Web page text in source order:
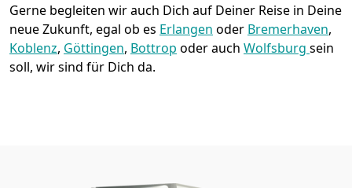
Gerne begleiten wir auch Dich auf Deiner Reise in Deine
neue Zukunft, egal ob es Erlangen oder Bremer­haven,
Koblenz, Göttingen, Bottrop oder auch Wolfsburg sein
soll, wir sind für Dich da.